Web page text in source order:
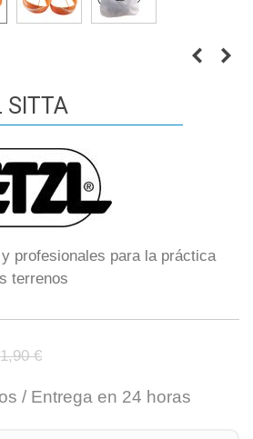
SITTA
profesionales para la práctica
terrenos
€
/ Entrega en 24 horas